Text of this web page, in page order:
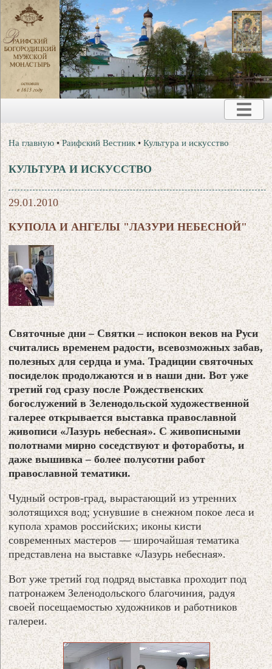
На главную •Раифский Вестник •Культура и искусство
КУЛЬТУРА И ИСКУССТВО
29.01.2010
КУПОЛА И АНГЕЛЫ "ЛАЗУРИ НЕБЕСНОЙ"
Святочные дни – Святки – испокон веков на Руси
считались временем радости, всевозможных забав,
полезных для сердца и ума. Традиции святочных
посиделок продолжаются и в наши дни. Вот уже
третий год сразу после Рождественских
богослужений в Зеленодольской художественной
галерее открывается выставка православной
живописи «Лазурь небесная». С живописными
полотнами мирно соседствуют и фотоработы, и
даже вышивка – более полусотни работ
православной тематики.
Чудный остров-град, вырастающий из утренних
золотящихся вод; уснувшие в снежном покое леса и
купола храмов российских; иконы кисти
современных мастеров — широчайшая тематика
представлена на выставке «Лазурь небесная».
Вот уже третий год подряд выставка проходит под
патронажем Зеленодольского благочиния, радуя
своей посещаемостью художников и работников
галереи.